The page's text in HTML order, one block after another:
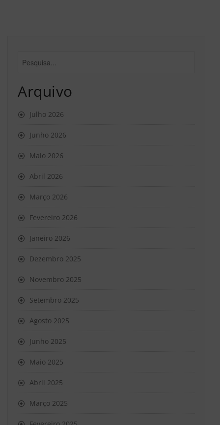
Arquivo
Julho 2026
Junho 2026
Maio 2026
Abril 2026
Março 2026
Fevereiro 2026
Janeiro 2026
Dezembro 2025
Novembro 2025
Setembro 2025
Agosto 2025
Junho 2025
Maio 2025
Abril 2025
Março 2025